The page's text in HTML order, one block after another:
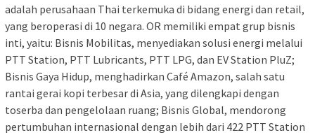
adalah perusahaan Thai terkemuka di bidang energi dan retail,
yang beroperasi di 10 negara. OR memiliki empat grup bisnis
inti, yaitu: Bisnis Mobilitas, menyediakan solusi energi melalui
PTT Station, PTT Lubricants, PTT LPG, dan EV Station PluZ;
Bisnis Gaya Hidup, menghadirkan Café Amazon, salah satu
rantai gerai kopi terbesar di Asia, yang dilengkapi dengan
toserba dan pengelolaan ruang; Bisnis Global, mendorong
pertumbuhan internasional dengan lebih dari 422 PTT Station